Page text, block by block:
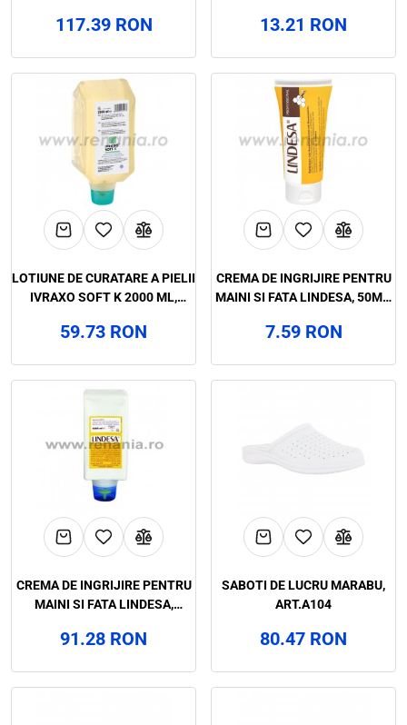
117.39 RON 13.21 RON
LOTIUNE DE CURATARE A PIELII
IVRAXO SOFT K 2000 ML,
59.73 RON
CREMA DE INGRIJIRE PENTRU
MAINI SI FATA LINDESA, 50ML,
7.59 RON
CREMA DE INGRIJIRE PENTRU
MAINI SI FATA LINDESA,
91.28 RON
SABOTI DE LUCRU MARABU,
ART.A104
80.47 RON